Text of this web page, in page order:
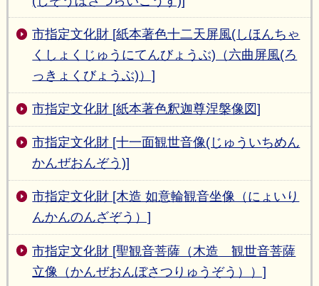
市指定文化財 [紙本著色十二天屏風(しほんちゃ
くしょくじゅうにてんびょうぶ)（六曲屏風(ろ
っきょくびょうぶ)）]
市指定文化財 [紙本著色釈迦尊涅槃像図]
市指定文化財 [十一面観世音像(じゅういちめん
かんぜおんぞう)]
市指定文化財 [木造 如意輪観音坐像（にょいり
んかんのんざぞう）]
市指定文化財 [聖観音菩薩（木造 観世音菩薩
立像（かんぜおんぼさつりゅうぞう））]